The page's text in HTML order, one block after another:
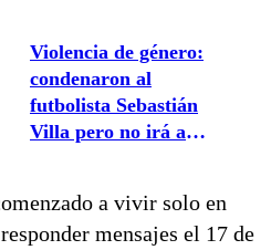
Violencia de género:
condenaron al
futbolista Sebastián
Villa pero no irá a
a vivir solo en
mensajes el 17 de